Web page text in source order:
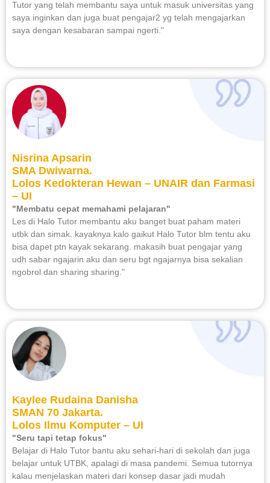
Tutor yang telah membantu saya untuk masuk universitas yang
saya inginkan dan juga buat pengajar2 yg telah mengajarkan
saya dengan kesabaran sampai ngerti."
Nisrina Apsarin
SMA Dwiwarna.
Lolos Kedokteran Hewan – UNAIR dan Farmasi
– UI
"Membatu cepat memahami pelajaran"
Les di Halo Tutor membantu aku banget buat paham materi
utbk dan simak. kayaknya kalo gaikut Halo Tutor blm tentu aku
bisa dapet ptn kayak sekarang. makasih buat pengajar yang
udh sabar ngajarin aku dan seru bgt ngajarnya bisa sekalian
ngobrol dan sharing sharing."
Kaylee Rudaina Danisha
SMAN 70 Jakarta.
Lolos Ilmu Komputer – UI
"Seru tapi tetap fokus"
Belajar di Halo Tutor bantu aku sehari-hari di sekolah dan juga
belajar untuk UTBK, apalagi di masa pandemi. Semua tutornya
kalau menjelaskan materi dari konsep dasar jadi mudah